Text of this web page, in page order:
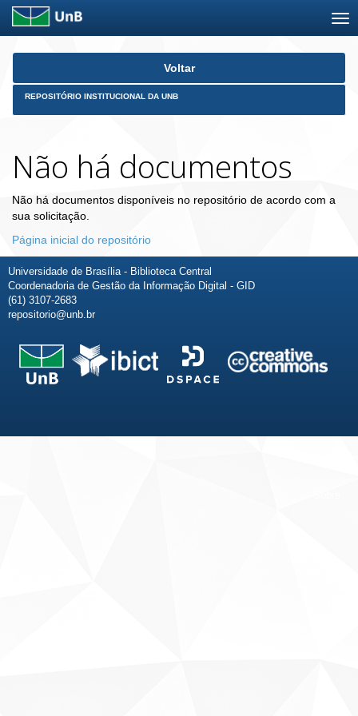
Skip
Voltar
REPOSITÓRIO INSTITUCIONAL DA UNB
Não há documentos
Não há documentos disponíveis no repositório de acordo com a
sua solicitação.
Página inicial do repositório
Universidade de Brasília - Biblioteca Central
Coordenadoria de Gestão da Informação Digital - GID
(61) 3107-2683
repositorio@unb.br